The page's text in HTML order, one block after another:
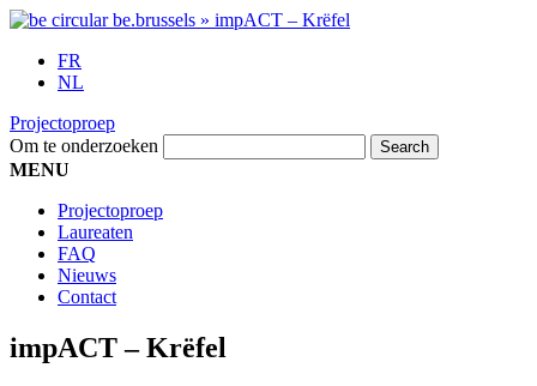
FR
NL
Projectoproep
Om te onderzoeken
MENU
Projectoproep
Laureaten
FAQ
Nieuws
Contact
impACT – Krëfel